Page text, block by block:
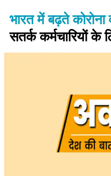
भारत में बढ़ते कोरोना
सतर्क कर्मचारियों के